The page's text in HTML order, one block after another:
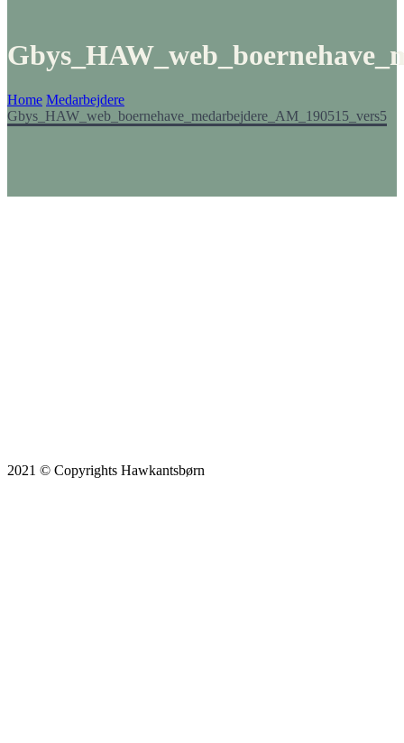
Home Medarbejdere
Gbys_HAW_web_boernehave_medarbejdere_AM_190515_vers5
2021 © Copyrights Hawkantsbørn